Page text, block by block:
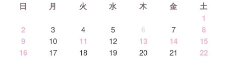
日
月 火 水 木 金
土
1
2
3 4 5 6 7
8
9
10 11 12 13 14
15
16
17 18 19 20 21
22